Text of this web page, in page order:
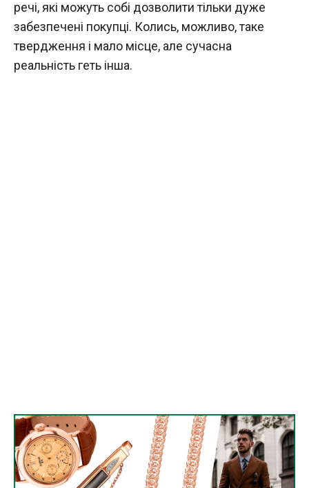
речі, які можуть собі дозволити тільки дуже
забезпечені покупці. Колись, можливо, таке
твердження і мало місце, але сучасна
реальність геть інша.